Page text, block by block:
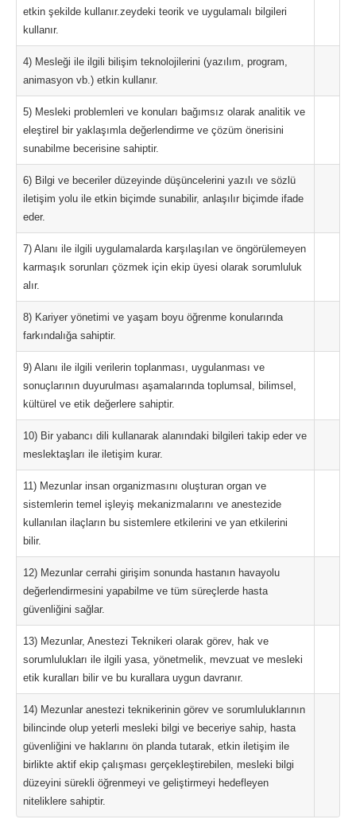
etkin şekilde kullanır.zeydeki teorik ve uygulamalı bilgileri
kullanır.
4) Mesleği ile ilgili bilişim teknolojilerini (yazılım, program,
animasyon vb.) etkin kullanır.
5) Mesleki problemleri ve konuları bağımsız olarak analitik ve
eleştirel bir yaklaşımla değerlendirme ve çözüm önerisini
sunabilme becerisine sahiptir.
6) Bilgi ve beceriler düzeyinde düşüncelerini yazılı ve sözlü
iletişim yolu ile etkin biçimde sunabilir, anlaşılır biçimde ifade
eder.
7) Alanı ile ilgili uygulamalarda karşılaşılan ve öngörülemeyen
karmaşık sorunları çözmek için ekip üyesi olarak sorumluluk
alır.
8) Kariyer yönetimi ve yaşam boyu öğrenme konularında
farkındalığa sahiptir.
9) Alanı ile ilgili verilerin toplanması, uygulanması ve
sonuçlarının duyurulması aşamalarında toplumsal, bilimsel,
kültürel ve etik değerlere sahiptir.
10) Bir yabancı dili kullanarak alanındaki bilgileri takip eder ve
meslektaşları ile iletişim kurar.
11) Mezunlar insan organizmasını oluşturan organ ve
sistemlerin temel işleyiş mekanizmalarını ve anestezide
kullanılan ilaçların bu sistemlere etkilerini ve yan etkilerini
bilir.
12) Mezunlar cerrahi girişim sonunda hastanın havayolu
değerlendirmesini yapabilme ve tüm süreçlerde hasta
güvenliğini sağlar.
13) Mezunlar, Anestezi Teknikeri olarak görev, hak ve
sorumlulukları ile ilgili yasa, yönetmelik, mevzuat ve mesleki
etik kuralları bilir ve bu kurallara uygun davranır.
14) Mezunlar anestezi teknikerinin görev ve sorumluluklarının
bilincinde olup yeterli mesleki bilgi ve beceriye sahip, hasta
güvenliğini ve haklarını ön planda tutarak, etkin iletişim ile
birlikte aktif ekip çalışması gerçekleştirebilen, mesleki bilgi
düzeyini sürekli öğrenmeyi ve geliştirmeyi hedefleyen
niteliklere sahiptir.